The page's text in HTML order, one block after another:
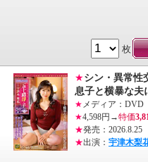
枚
★シン・異常性
息子と横暴な夫
★ メディア：DVD
★4,598円→特価
★発売：2026.8.25
★出演： 宇津木梨